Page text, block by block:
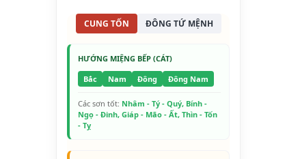
CUNG TỐN ĐÔNG TỨ MỆNH
HƯỚNG MIỆNG BẾP (CÁT)
Bắc
Nam Đông Đông Nam
Các sơn tốt: Nhâm - Tý - Quý, Bính -
Ngọ - Đinh, Giáp - Mão - Ất, Thìn - Tốn
- Tỵ